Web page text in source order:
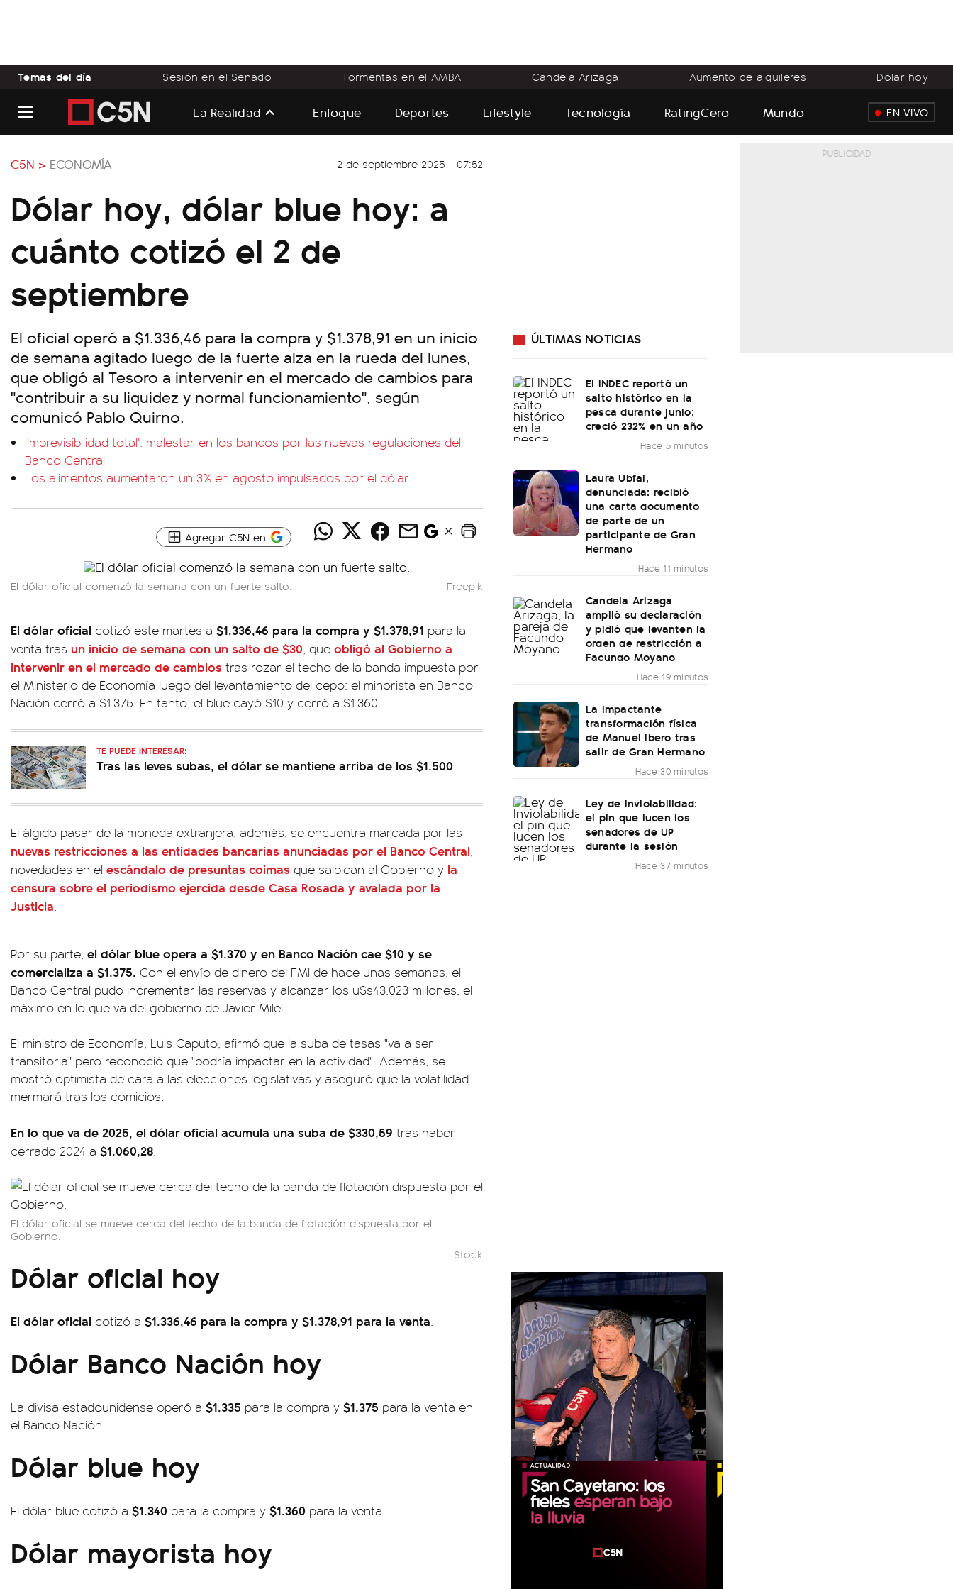
Temas del día Sesión en el Senado Tormentas en el AMBA Candela Arizaga Aumento de alquileres Dólar hoy
La Realidad Enfoque Deportes Lifestyle Tecnología RatingCero Mundo EN VIVO
C5N > ECONOMÍA 2 de septiembre 2025 - 07:52
Dólar hoy, dólar blue hoy: a
cuánto cotizó el 2 de
septiembre
El oficial operó a $1.336,46 para la compra y $1.378,91 en un inicio
de semana agitado luego de la fuerte alza en la rueda del lunes,
que obligó al Tesoro a intervenir en el mercado de cambios para
"contribuir a su liquidez y normal funcionamiento", según
comunicó Pablo Quirno.
'Imprevisibilidad total': malestar en los bancos por las nuevas regulaciones del
Banco Central
Los alimentos aumentaron un 3% en agosto impulsados por el dólar
Agregar C5N en
El dólar oficial comenzó la semana con un fuerte salto. Freepik
El dólar oficial cotizó este martes a $1.336,46 para la compra y $1.378,91 para la
venta tras un inicio de semana con un salto de $30, que obligó al Gobierno a
intervenir en el mercado de cambios tras rozar el techo de la banda impuesta por
el Ministerio de Economía luego del levantamiento del cepo: el minorista en Banco
Nación cerró a $1.375. En tanto, el blue cayó $10 y cerró a $1.360
TE PUEDE INTERESAR:
Tras las leves subas, el dólar se mantiene arriba de los $1.500
El álgido pasar de la moneda extranjera, además, se encuentra marcada por las
nuevas restricciones a las entidades bancarias anunciadas por el Banco Central,
novedades en el escándalo de presuntas coimas que salpican al Gobierno y la
censura sobre el periodismo ejercida desde Casa Rosada y avalada por la
Justicia.
Por su parte, el dólar blue opera a $1.370 y en Banco Nación cae $10 y se
comercializa a $1.375. Con el envío de dinero del FMI de hace unas semanas, el
Banco Central pudo incrementar las reservas y alcanzar los u$s43.023 millones, el
máximo en lo que va del gobierno de Javier Milei.
El ministro de Economía, Luis Caputo, afirmó que la suba de tasas "va a ser
transitoria" pero reconoció que "podría impactar en la actividad". Además, se
mostró optimista de cara a las elecciones legislativas y aseguró que la volatilidad
mermará tras los comicios.
En lo que va de 2025, el dólar oficial acumula una suba de $330,59 tras haber
cerrado 2024 a $1.060,28.
El dólar oficial se mueve cerca del techo de la banda de flotación dispuesta por el
Gobierno.
Stock
Dólar oficial hoy
El dólar oficial cotizó a $1.336,46 para la compra y $1.378,91 para la venta.
Dólar Banco Nación hoy
La divisa estadounidense operó a $1.335 para la compra y $1.375 para la venta en
el Banco Nación.
Dólar blue hoy
El dólar blue cotizó a $1.340 para la compra y $1.360 para la venta.
Dólar mayorista hoy
ÚLTIMAS NOTICIAS
El INDEC reportó un
salto histórico en la
pesca durante junio:
creció 232% en un año
Hace 5 minutos
Laura Ubfal,
denunciada: recibió
una carta documento
de parte de un
participante de Gran
Hermano
Hace 11 minutos
Candela Arizaga
amplió su declaración
y pidió que levanten la
orden de restricción a
Facundo Moyano
Hace 19 minutos
La impactante
transformación física
de Manuel Ibero tras
salir de Gran Hermano
Hace 30 minutos
Ley de Inviolabilidad:
el pin que lucen los
senadores de UP
durante la sesión
Hace 37 minutos